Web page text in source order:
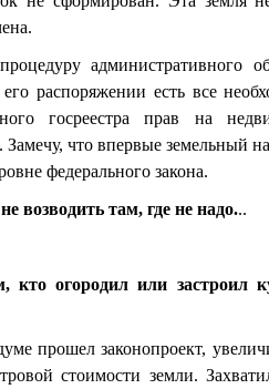
административного
распоряжении есть все
госреестра прав на
Замечу, что впервые земельный
федерального закона.
возводить там, где не надо...
кто огородил или застроил
прошел законопроект,
стоимости земли.